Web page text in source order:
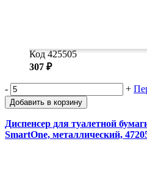
Код 425505
307 ₽
- +
Добавить в корзину
Диспенсер для туалетной
SmartOne, металлический,